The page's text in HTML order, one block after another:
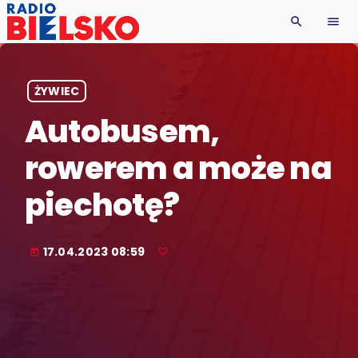
search menu
ŻYWIEC
Autobusem,
rowerem a może na
piechotę?
today 17.04.2023 08:59